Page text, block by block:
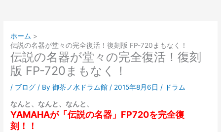
ホーム
伝説の名器が堂々の完全復活！復刻版 FP-720まもなく！
伝説の名器が堂々の完全復活！復刻
版 FP-720まもなく！
/ ブログ / By御茶ノ水ドラム館 / 2015年8月6日 / ドラム
なんと、なんと、なんと、
YAMAHAが「伝説の名器」FP720を完全復
刻！！